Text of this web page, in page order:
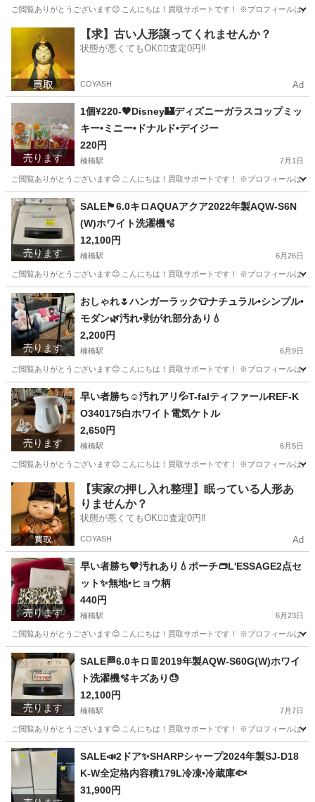
ご閲覧ありがとうございます😊 こんにちは！買取サポートです！ ※プロフィールは
楠橋駅 その他 ダブル
【求】古い人形譲ってくれませんか？
状態が悪くてもOK🙆‍♀️査定0円‼️
COYASH Ad
売ります
1個¥220-🖤Disney🏰ディズニーガラスコップミッ
キー•ミニー•ドナルド•デイジー
220円
楠橋駅 7月1日
ご閲覧ありがとうございます😊 こんにちは！買取サポートです！ ※プロフィールは
福岡 北九州市 楠橋駅
売ります
SALE🏴6.0キロAQUAアクア2022年製AQW-S6N
(W)ホワイト洗濯機🫧
12,100円
楠橋駅 6月26日
ご閲覧ありがとうございます😊 こんにちは！買取サポートです！ ※プロフィールは
福岡 北九州市 楠橋駅 生活家電 AQW
売ります
おしゃれ🌷ハンガーラック👕ナチュラル•シンプル•
モダン🌿汚れ•剥がれ部分あり💧
2,200円
楠橋駅 6月9日
ご閲覧ありがとうございます😊 こんにちは！買取サポートです！ ※プロフィールは
福岡 北九州市 楠橋駅 その他
売ります
早い者勝ち☺️汚れアリ💦T-falティファールREF-K
O340175白ホワイト電気ケトル
2,650円
楠橋駅 6月5日
ご閲覧ありがとうございます😊 こんにちは！買取サポートです！ ※プロフィールは
福岡 北九州市 楠橋駅 キッチン家電 電気ケトル
【実家の押し入れ整理】眠っている人形あ
りませんか？
状態が悪くてもOK🙆‍♀️査定0円‼️
COYASH Ad
売ります
早い者勝ち💖汚れあり💧ポーチ👝L'ESSAGE2点セ
ット✨無地•ヒョウ柄
440円
楠橋駅 6月23日
ご閲覧ありがとうございます😊 こんにちは！買取サポートです！ ※プロフィールは
福岡 北九州市 楠橋駅 バッグ セット
売ります
SALE🏁6.0キロ👖2019年製AQW-S60G(W)ホワイ
ト洗濯機🫧キズあり😓
12,100円
楠橋駅 7月7日
ご閲覧ありがとうございます😊 こんにちは！買取サポートです！ ※プロフィールは
福岡 北九州市 生活家電
SALE📣2ドア✨SHARPシャープ2024年製SJ-D18
K-W全定格内容積179L冷凍•冷蔵庫🐟
31,900円